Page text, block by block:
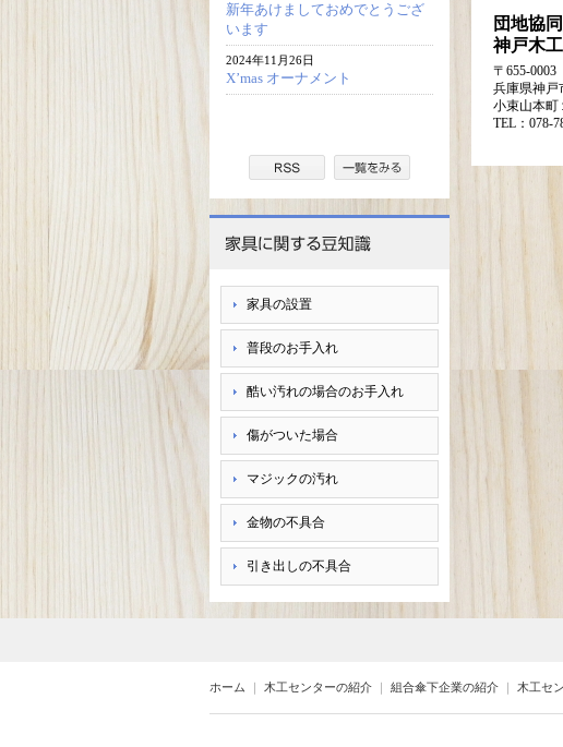
団地協
神戸木
〒655-0003
兵庫県神戸
小束山本町
TEL：078-
新年あけましておめでとうござ
います
2024年11月26日
X’mas オーナメント
家具の設置
普段のお手入れ
酷い汚れの場合のお手入れ
傷がついた場合
マジックの汚れ
金物の不具合
引き出しの不具合
ホーム ｜ 木工センターの紹介 ｜ 組合傘下企業の紹介 ｜ 木工セ